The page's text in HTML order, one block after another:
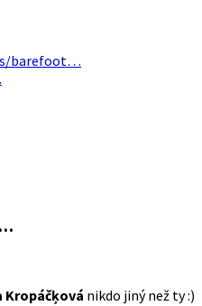
barefoot…
Kropáčķová nikdo jiný než ty :)